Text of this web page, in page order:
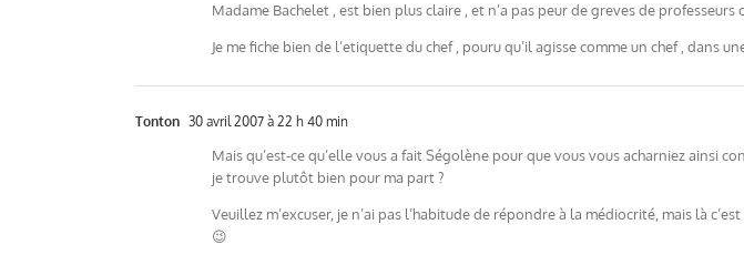
Madame Bachelet , est bien plus claire , et n’a pas peur de greves de professeurs
Je me fiche bien de l’etiquette du chef , pouru qu’il agisse comme un chef ,
Tonton 30 avril 2007 à 22 h 40 min
Mais qu’est-ce qu’elle vous a fait Ségolène pour que vous vous acharniez ainsi
je trouve plutôt bien pour ma part ?
Veuillez m’excuser, je n’ai pas l’habitude de répondre à la médiocrité, mais là
😉